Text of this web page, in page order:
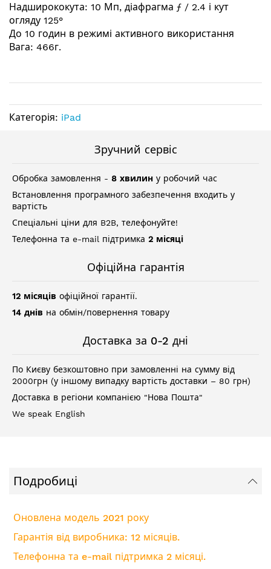
Надширококута: 10 Мп, діафрагма ƒ / 2.4 і кут
огляду 125°
До 10 годин в режимі активного використання
Вага: 466г.
Категорія: iPad
Зручний сервіс
Обробка замовлення - 8 хвилин у робочий час
Встановлення програмного забезпечення входить у
вартість
Спеціальні ціни для B2B, телефонуйте!
Телефонна та e-mail підтримка 2 місяці
Офіційна гарантія
12 місяців офіційної гарантії.
14 днів на обмін/повернення товару
Доставка за 0-2 дні
По Києву безкоштовно при замовленні на сумму від
2000грн (у іншому випадку вартість доставки – 80 грн)
Доставка в регіони компанією "Нова Пошта"
We speak English
Подробиці
Оновлена модель 2021 року
Гарантія від виробника: 12 місяців.
Телефонна та e-mail підтримка 2 місяці.